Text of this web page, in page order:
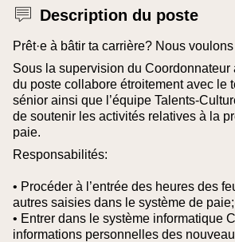
Description du poste
Prêt·e à bâtir ta carrière? Nous
Sous la supervision du Coordonnateur
du poste collabore étroitement avec le
sénior ainsi que l’équipe Talents-
de soutenir les activités relatives à la
paie.
Responsabilités:
• Procéder à l’entrée des heures des
autres saisies dans le système de paie;
• Entrer dans le système informatique
informations personnelles des